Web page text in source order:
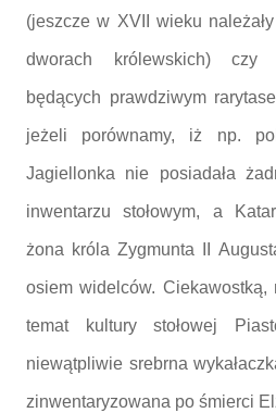
(jeszcze w XVII wieku
dworach królewskich) czy
będących prawdziwym
jeżeli porównamy, iż np.
Jagiellonka nie posiadała
inwentarzu stołowym, a
żona króla Zygmunta II
osiem widelców.
temat kultury stołowej
niewątpliwie srebrna
zinwentaryzowana po śmierci